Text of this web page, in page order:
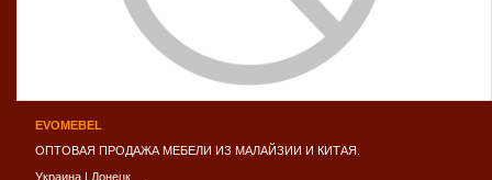
EVOMEBEL
ОПТОВАЯ ПРОДАЖА МЕБЕЛИ ИЗ МАЛАЙЗИИ И КИТАЯ.
Украина | Донецк